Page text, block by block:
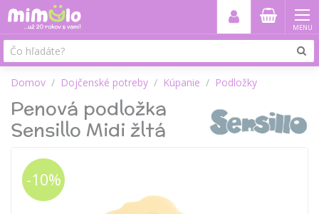
MENU
Domov Dojčenské potreby Kúpanie Podložky
Penová podložka
Sensillo Midi žltá
-10%